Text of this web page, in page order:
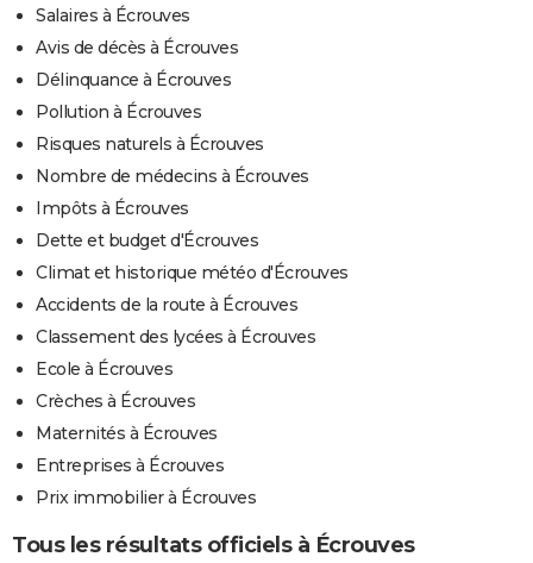
Salaires à Écrouves
Avis de décès à Écrouves
Délinquance à Écrouves
Pollution à Écrouves
Risques naturels à Écrouves
Nombre de médecins à Écrouves
Impôts à Écrouves
Dette et budget d'Écrouves
Climat et historique météo d'Écrouves
Accidents de la route à Écrouves
Classement des lycées à Écrouves
Ecole à Écrouves
Crèches à Écrouves
Maternités à Écrouves
Entreprises à Écrouves
Prix immobilier à Écrouves
Tous les résultats officiels à Écrouves